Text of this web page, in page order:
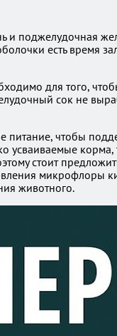
и поджелудочная
есть время
для того,
сок не
чтобы
стоит
микрофлоры
животного.